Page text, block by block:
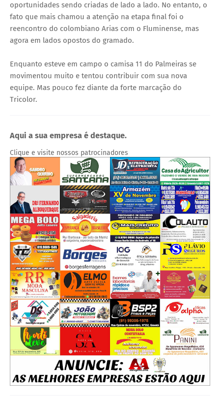
oportunidades sendo criadas de lado a lado. No entanto, o
fato que mais chamou a atenção na etapa final foi o
reencontro do colombiano Arias com o Fluminense, mas
agora em lados opostos do gramado.
Enquanto esteve em campo o camisa 11 do Palmeiras se
movimentou muito e tentou contribuir com sua nova
equipe. Mas pouco fez diante da forte marcação do
Tricolor.
Aqui a sua empresa é destaque.
Clique e visite nossos patrocinadores